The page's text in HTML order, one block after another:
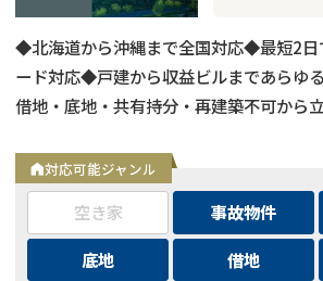
◆北海道から沖縄まで全国対応◆最短2日
ード対応◆戸建から収益ビルまであらゆ
借地・底地・共有持分・再建築不可から
く対応◆用途区分・種類不問でバルク購
対応可能ジャンル
空き家 事故物件
底地
借地